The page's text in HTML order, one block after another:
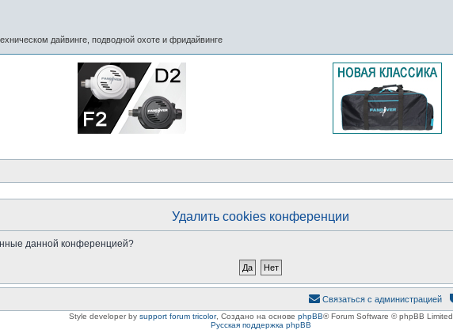
дайвинге, подводной охоте и фридайвинге
Удалить cookies конференции
данной конференцией?
Связаться с администрацией
Style developer by support forum tricolor, Создано на основе phpBB® Forum Software © phpBB Limited
Русская поддержка phpBB